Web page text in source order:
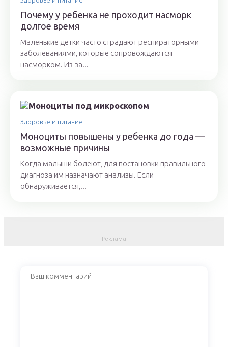
Почему у ребенка не проходит насморк
долгое время
Маленькие детки часто страдают респираторными
заболеваниями, которые сопровождаются
насморком. Из-за...
Здоровье и питание
Моноциты повышены у ребенка до года —
возможные причины
Когда малыши болеют, для постановки правильного
диагноза им назначают анализы. Если
обнаруживается,...